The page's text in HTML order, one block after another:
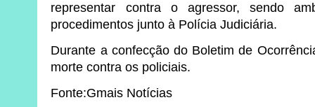
representar contra o agressor, sendo
procedimentos junto à Polícia Judiciária.
Durante a confecção do Boletim de
morte contra os policiais.
Fonte:Gmais Notícias